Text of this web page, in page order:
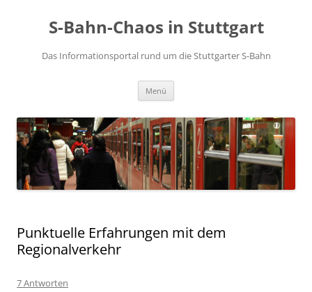
S-Bahn-Chaos in Stuttgart
Das Informationsportal rund um die Stuttgarter S-Bahn
Menü
Punktuelle Erfahrungen mit dem
Regionalverkehr
7 Antworten